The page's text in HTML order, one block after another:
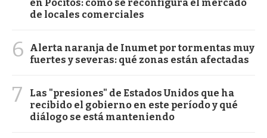
en Pocitos: cómo se reconfigura el mercado
de locales comerciales
6
Alerta naranja de Inumet por tormentas muy
fuertes y severas: qué zonas están afectadas
7
Las "presiones" de Estados Unidos que ha
recibido el gobierno en este período y qué
diálogo se está manteniendo